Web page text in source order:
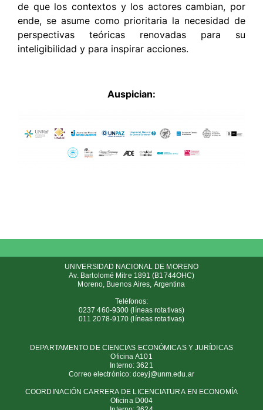
de que los contextos y los actores cambian, por
ende, se asume como prioritaria la necesidad de
perspectivas teóricas renovadas para su
inteligibilidad y para inspirar acciones.
Auspician:
UNIVERSIDAD NACIONAL DE MORENO
Av. Bartolomé Mitre 1891 (B1744OHC)
Moreno, Buenos Aires, Argentina
Teléfonos:
0237 460-9300 (líneas rotativas)
011 2078-9170 (líneas rotativas)
DEPARTAMENTO DE CIENCIAS ECONÓMICAS Y JURÍDICAS
Oficina A101
Interno: 3621
Correo electrónico:dceyj@unm.edu.ar
COORDINACIÓN CARRERA DE LICENCIATURA EN ECONOMÍA
Oficina D004